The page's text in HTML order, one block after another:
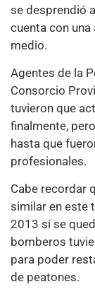
se desprendió
cuenta con
medio.
Agentes de la
Consorcio
tuvieron que
finalmente,
hasta que
profesionales.
Cabe recordar
similar en este
2013 sí se
bomberos
para poder
de peatones.